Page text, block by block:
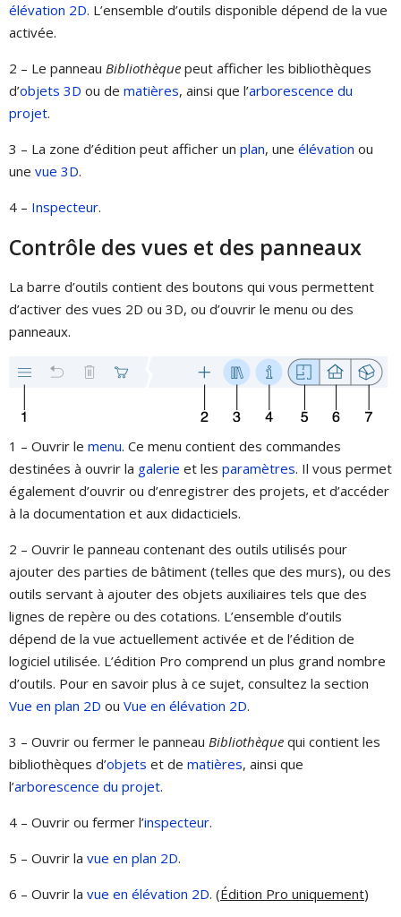
élévation 2D. L’ensemble d’outils disponible dépend de la vue
activée.
2 – Le panneau Bibliothèque peut afficher les bibliothèques
d’objets 3D ou de matières, ainsi que l’arborescence du
projet.
3 – La zone d’édition peut afficher un plan, une élévation ou
une vue 3D.
4 – Inspecteur.
Contrôle des vues et des panneaux
La barre d’outils contient des boutons qui vous permettent
d’activer des vues 2D ou 3D, ou d’ouvrir le menu ou des
panneaux.
1 – Ouvrir le menu. Ce menu contient des commandes
destinées à ouvrir la galerie et les paramètres. Il vous permet
également d’ouvrir ou d’enregistrer des projets, et d’accéder
à la documentation et aux didacticiels.
2 – Ouvrir le panneau contenant des outils utilisés pour
ajouter des parties de bâtiment (telles que des murs), ou des
outils servant à ajouter des objets auxiliaires tels que des
lignes de repère ou des cotations. L’ensemble d’outils
dépend de la vue actuellement activée et de l’édition de
logiciel utilisée. L’édition Pro comprend un plus grand nombre
d’outils. Pour en savoir plus à ce sujet, consultez la section
Vue en plan 2D ou Vue en élévation 2D.
3 – Ouvrir ou fermer le panneau Bibliothèque qui contient les
bibliothèques d’objets et de matières, ainsi que
l’arborescence du projet.
4 – Ouvrir ou fermer l’inspecteur.
5 – Ouvrir la vue en plan 2D.
6 – Ouvrir la vue en élévation 2D. (Édition Pro uniquement)